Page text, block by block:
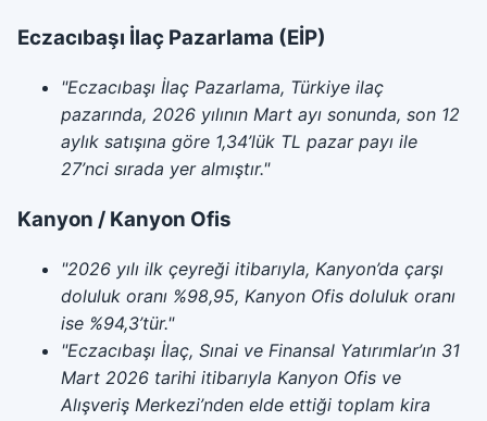
Eczacıbaşı İlaç Pazarlama (EİP)
"Eczacıbaşı İlaç Pazarlama, Türkiye ilaç
pazarında, 2026 yılının Mart ayı sonunda, son 12
aylık satışına göre 1,34’lük TL pazar payı ile
27’nci sırada yer almıştır."
Kanyon / Kanyon Ofis
"2026 yılı ilk çeyreği itibarıyla, Kanyon’da çarşı
doluluk oranı %98,95, Kanyon Ofis doluluk oranı
ise %94,3’tür."
"Eczacıbaşı İlaç, Sınai ve Finansal Yatırımlar’ın 31
Mart 2026 tarihi itibarıyla Kanyon Ofis ve
Alışveriş Merkezi’nden elde ettiği toplam kira